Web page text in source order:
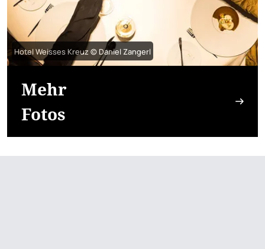
Hotel Weisses Kreuz © Daniel Zangerl
Mehr
Fotos